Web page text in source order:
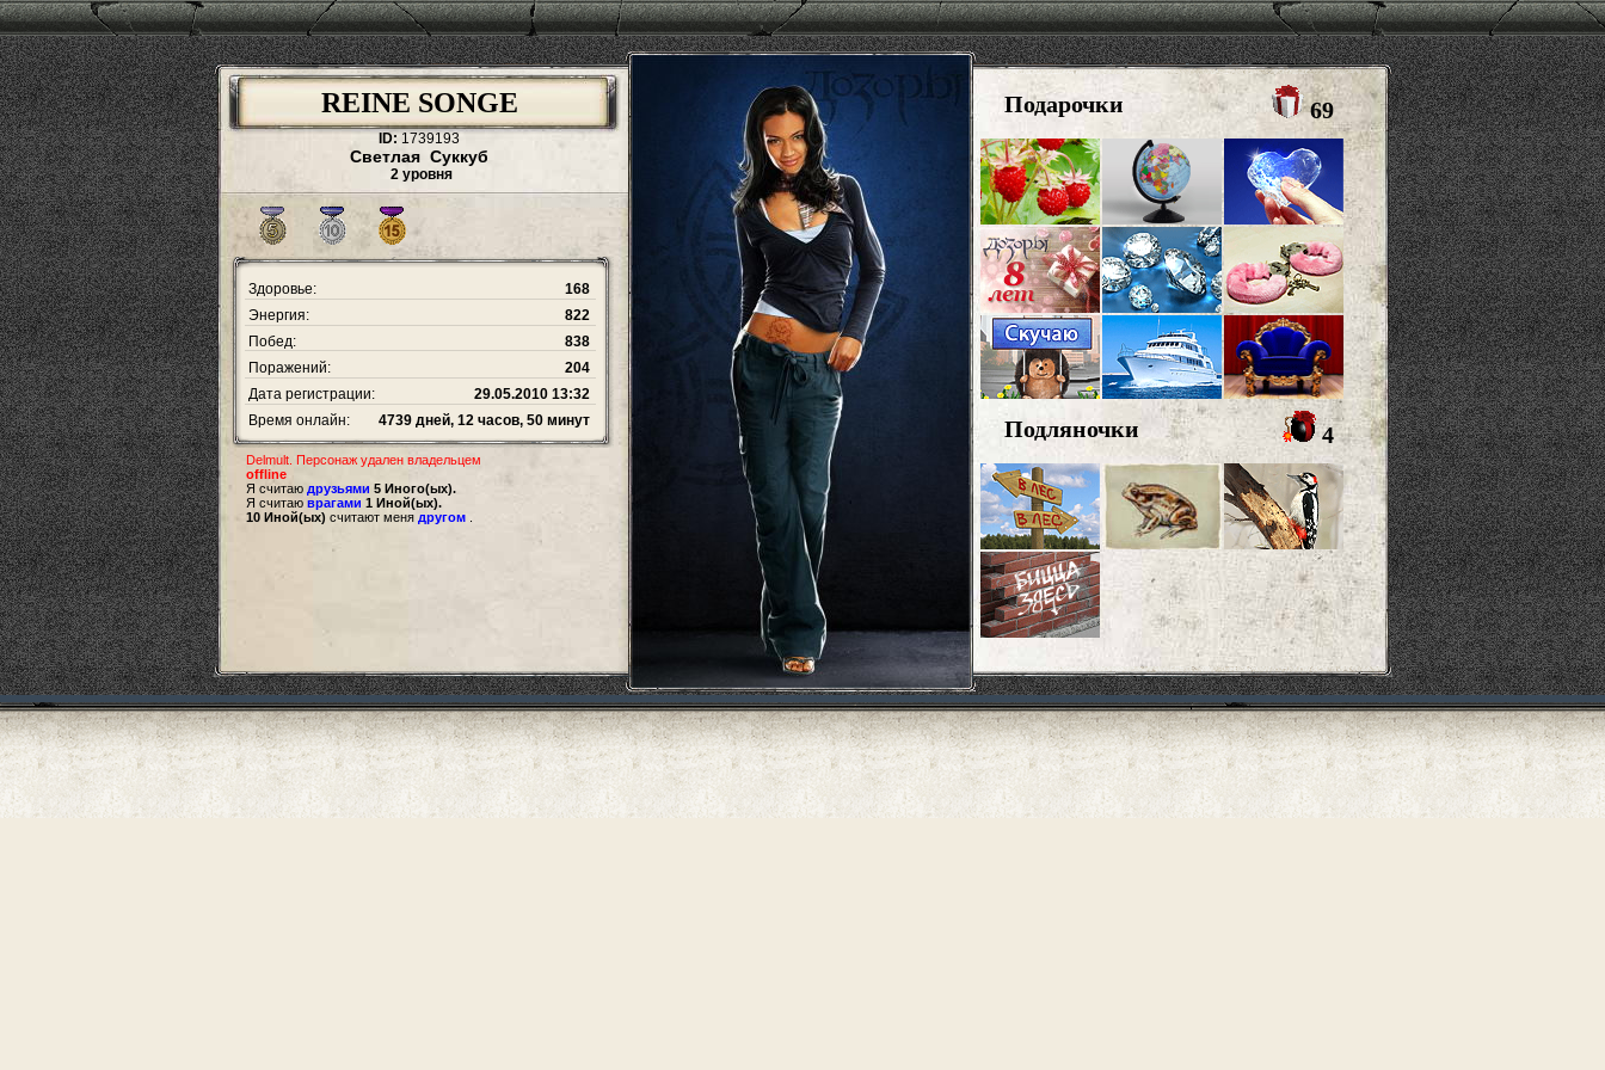
REINE SONGE
ID: 1739193
Светлая Суккуб
2 уровня
Здоровье:
168
Энергия:
822
Побед:
838
Поражений:
204
Дата регистрации:
29.05.2010 13:32
Время онлайн:
4739 дней, 12 часов, 50 минут
Delmult. Персонаж удален владельцем
offline
Я считаю друзьями 5 Иного(ых).
Я считаю врагами 1 Иной(ых).
10 Иной(ых) считают меня другом
Подарочки 69
Подляночки 4